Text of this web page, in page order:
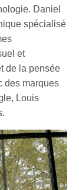
Daniel
spécialisé
et
de la pensée
des marques
Louis